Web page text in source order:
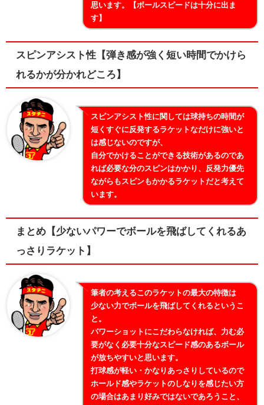
思います。【ボールスピードは十分に出ま
す】
スピンアシスト性【弾き感が強く短い時間でかけら
れるかが分かれどころ】
スピンアシスト性に関しては球持ちの時間が
短くすぐに反発するラケットなだけに強いと
は感じないのですが、
自分でかけることができる技術があるのであ
れば必要な分のスピンはかかり、反発力優先
ながらもスピンもかかるラケットだと考えて
います。
まとめ【少ないパワーでボールを飛ばしてくれるあ
っさりラケット】
筆者の考えるこのラケットの最大の特徴は
少ない力でボールを飛ばしてくれるというこ
と。
パワーショットにこだわらなければ、力む必
要がなく必要十分なスピード感のあるボール
が放ちやすいと思います。
打球感が軽い・かなりあっさりしているので
ホールド感やラケットのしなりを感じたい方
の場合はあまり好みではないであろうこと、